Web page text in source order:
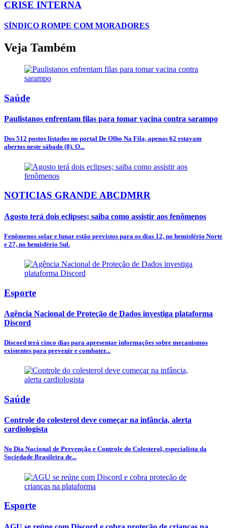
CRISE INTERNA
SÍNDICO ROMPE COM MORADORES
Veja Também
Saúde
Paulistanos enfrentam filas para tomar vacina contra sarampo
Dos 512 postos listados no portal De Olho Na Fila, apenas 62 estavam
abertos neste sábado (8). O...
NOTICIAS GRANDE ABCDMRR
Agosto terá dois eclipses; saiba como assistir aos fenômenos
Fenômenos solar e lunar estão previstos para os dias 12, no hemisfério Norte
e 27, no hemisfério Sul.
Esporte
Agência Nacional de Proteção de Dados investiga plataforma
Discord
Discord terá cinco dias para apresentar informações sobre mecanismos
existentes para prevenir e combater...
Saúde
Controle do colesterol deve começar na infância, alerta
cardiologista
No Dia Nacional de Prevenção e Controle do Colesterol, especialista da
Sociedade Brasileira de...
Esporte